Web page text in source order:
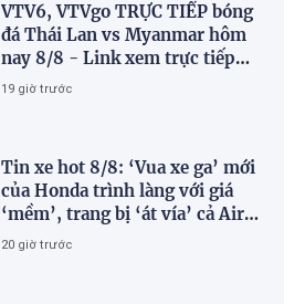
VTV6, VTVgo TRỰC TIẾP bóng
đá Thái Lan vs Myanmar hôm
nay 8/8 - Link xem trực tiếp
AFF Cup 2026 mới nhất
19 giờ trước
Tin xe hot 8/8: ‘Vua xe ga’ mới
của Honda trình làng với giá
‘mềm’, trang bị ‘át vía’ cả Air
Blade và SH
20 giờ trước